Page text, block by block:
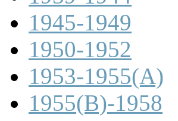
1945-1949
1950-1952
1953-1955(A)
1955(B)-1958